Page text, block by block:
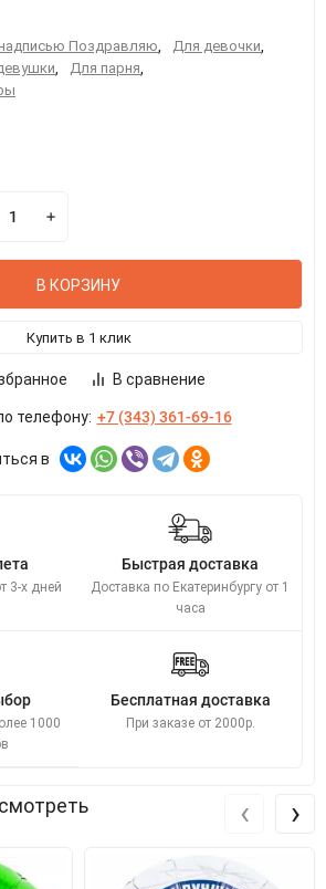
Поздравляю, Для девочки,
, Для парня,
В КОРЗИНУ
Купить в 1 клик
В сравнение
телефону: +7 (343) 361-69-16
в
3-х дней
Быстрая доставка
Доставка по Екатеринбургу от 1
часа
1000
Бесплатная доставка
При заказе от 2000р.
‹ ›